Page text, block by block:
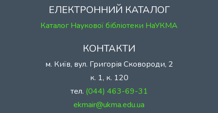
ЕЛЕКТРОННИЙ КАТАЛОГ
Каталог Наукової бібліотеки НаУКМА
КОНТАКТИ
м. Київ, вул. Григорія Сковороди, 2
к. 1, к. 120
тел. (044) 463-69-31
ekmair@ukma.edu.ua